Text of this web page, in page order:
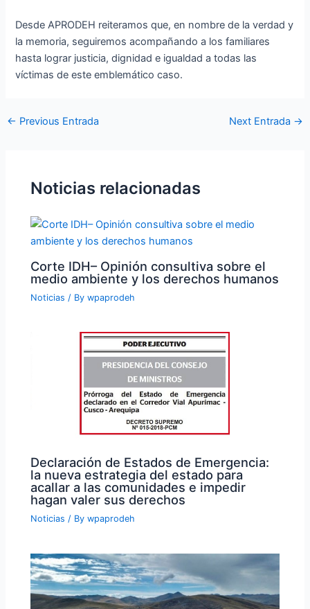
Desde APRODEH reiteramos que, en nombre de la verdad y
la memoria, seguiremos acompañando a los familiares
hasta lograr justicia, dignidad e igualdad a todas las
víctimas de este emblemático caso.
← Previous Entrada Next Entrada →
Noticias relacionadas
Corte IDH– Opinión consultiva sobre el
medio ambiente y los derechos humanos
Noticias / Bywpaprodeh
Declaración de Estados de Emergencia:
la nueva estrategia del estado para
acallar a las comunidades e impedir
hagan valer sus derechos
Noticias / Bywpaprodeh